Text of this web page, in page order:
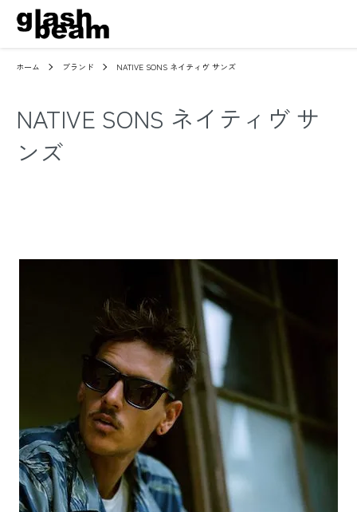
ホーム ブランド NATIVE SONS ネイティヴ サンズ
NATIVE SONS ネイティヴ サ
ンズ